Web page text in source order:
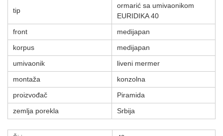
tip
ormarić sa umivaonikom
EURIDIKA 40
front
medijapan
korpus
medijapan
umivaonik
liveni mermer
montaža
konzolna
proizvođač
Piramida
zemlja porekla
Srbija